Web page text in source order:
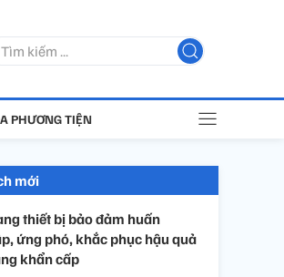
PHƯƠNG TIỆN
mới
thiết bị bảo đảm huấn
ứng phó, khắc phục hậu quả
khẩn cấp